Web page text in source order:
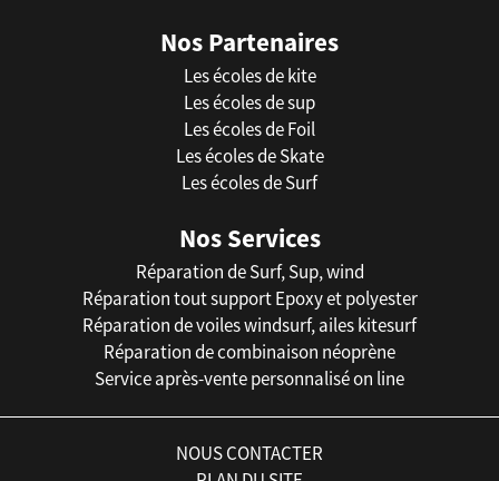
Nos Partenaires
Les écoles de kite
Les écoles de sup
Les écoles de Foil
Les écoles de Skate
Les écoles de Surf
Nos Services
Réparation de Surf, Sup, wind
Réparation tout support Epoxy et polyester
Réparation de voiles windsurf, ailes kitesurf
Réparation de combinaison néoprène
Service après-vente personnalisé on line
NOUS CONTACTER